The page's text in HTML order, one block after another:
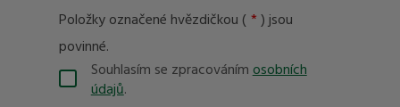
Položky označené hvězdičkou ( *) jsou
povinné.
SouhlasímSouhlasím se zpracovánímosobních
údajů.